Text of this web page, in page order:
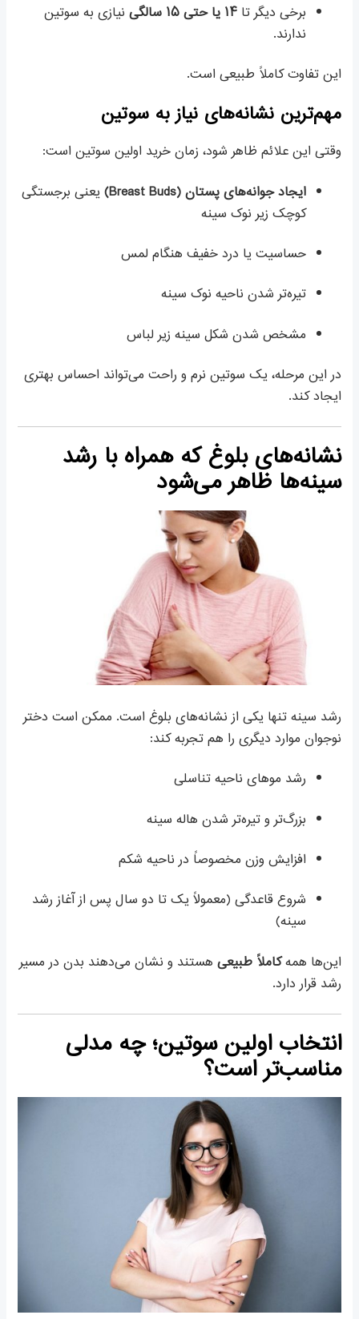
برخی دیگر تا۱۴ یا حتی ۱۵ سالگی
نیازی به سوتین
ندارند.
این تفاوت کاملاً طبیعی است.
مهم‌ترین نشانه‌های نیاز به سوتین
وقتی این علائم ظاهر شود، زمان خرید اولین سوتین است:
ایجاد جوانه‌های پستان (Breast Buds)
یعنی برجستگی
کوچک زیر نوک سینه
حساسیت یا درد خفیف هنگام لمس
تیره‌تر شدن ناحیه نوک سینه
مشخص شدن شکل سینه زیر لباس
در این مرحله، یک سوتین نرم و راحت می‌تواند احساس بهتری
ایجاد کند.
نشانه‌های بلوغ که همراه با رشد
سینه‌ها ظاهر می‌شود
رشد سینه تنها یکی از نشانه‌های بلوغ است. ممکن است دختر
نوجوان موارد دیگری را هم تجربه کند:
رشد موهای ناحیه تناسلی
بزرگ‌تر و تیره‌تر شدن هاله سینه
افزایش وزن مخصوصاً در ناحیه شکم
شروع قاعدگی (معمولاً یک تا دو سال پس از آغاز رشد
سینه)
این‌ها همهکاملاً طبیعی هستند و نشان می‌دهند بدن در مسیر
رشد قرار دارد.
انتخاب اولین سوتین؛ چه مدلی
مناسب‌تر است؟